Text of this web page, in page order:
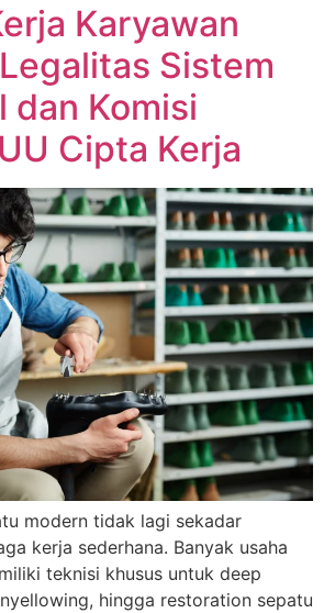
Karyawan
Sistem
dan Komisi
Cipta Kerja
modern tidak lagi sekadar
kerja sederhana. Banyak usaha
teknisi khusus untuk deep
hingga restoration sepatu